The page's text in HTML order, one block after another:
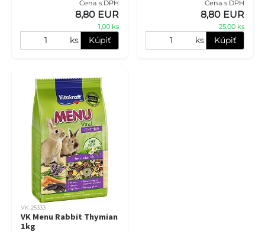
pomarančov, ktorá je
zdrojom dôležitých
minerálov a vitamínov.
Cena s DPH
8,80 EUR
1,00 ks
ks Kúpiť
králikov. Výborná zmes s
hodnotnými pšeničnými kl
Cena s DPH
8,80 EUR
25,00 ks
ks Kúpiť
VK 25333
VK Menu Rabbit Thymian
1kg